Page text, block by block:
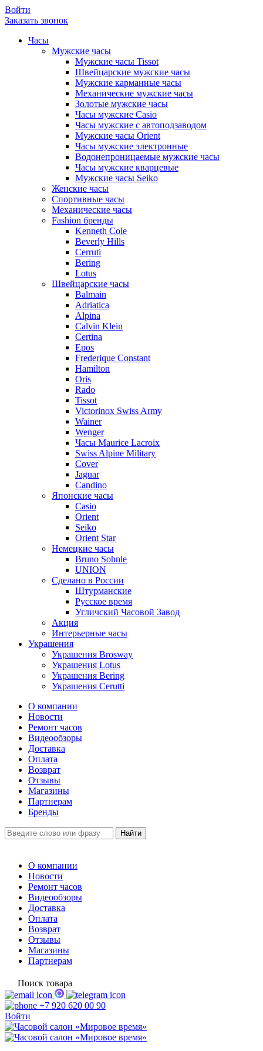
Войти
Заказать звонок
Часы
Мужские часы
Мужские часы Tissot
Швейцарские мужские часы
Мужские карманные часы
Механические мужские часы
Золотые мужские часы
Часы мужские Casio
Часы мужские с автоподзаводом
Мужские часы Orient
Часы мужские электронные
Водонепроницаемые мужские часы
Часы мужские кварцевые
Мужские часы Seiko
Женские часы
Спортивные часы
Механические часы
Fashion бренды
Kenneth Cole
Beverly Hills
Cerruti
Bering
Lotus
Швейцарские часы
Balmain
Adriatica
Alpina
Calvin Klein
Certina
Epos
Frederique Constant
Hamilton
Oris
Rado
Tissot
Victorinox Swiss Army
Wainer
Wenger
Часы Maurice Lacroix
Swiss Alpine Military
Cover
Jaguar
Candino
Японские часы
Casio
Orient
Seiko
Orient Star
Немецкие часы
Bruno Sohnle
UNION
Сделано в России
Штурманские
Русское время
Угличский Часовой Завод
Акция
Интерьерные часы
Украшения
Украшения Brosway
Украшения Lotus
Украшения Bering
Украшения Cerutti
О компании
Новости
Ремонт часов
Видеообзоры
Доставка
Оплата
Возврат
Отзывы
Магазины
Партнерам
Бренды
О компании
Новости
Ремонт часов
Видеообзоры
Доставка
Оплата
Возврат
Отзывы
Магазины
Партнерам
Поиск товара
+7 920 620 00 90
Войти